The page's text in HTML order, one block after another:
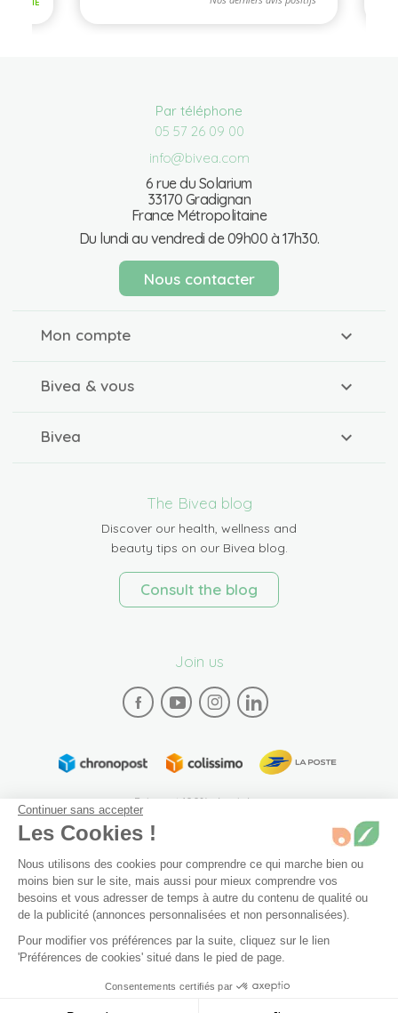
10 ml En stock
Ajouter au panier 9,90 €
Par téléphone
05 57 26 09 00
info@bivea.com
6 rue du Solarium
33170 Gradignan
France Métropolitaine
Du lundi au vendredi de 09h00 à 17h30.
Nous contacter
Mon compte
Bivea & vous
Bivea
The Bivea blog
Discover our health, wellness and
beauty tips on our Bivea blog.
Consult the blog
Join us
Paiement 100% sécurisé
Plan du site Mentions légales Conditions générales de vente
Archives Accessibilité: partiellement conforme (94%)
Préférences de cookies
Continuer sans accepter
Les Cookies !
Nous utilisons des cookies pour comprendre ce qui marche bien ou
moins bien sur le site, mais aussi pour mieux comprendre vos
besoins et vous adresser de temps à autre du contenu de qualité ou
de la publicité (annonces personnalisées et non personnalisées).
Pour modifier vos préférences par la suite, cliquez sur le lien
'Préférences de cookies' situé dans le pied de page.
Consentements certifiés par